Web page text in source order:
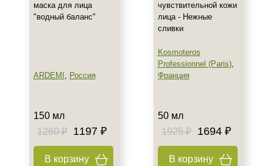
Тип товара
Домашняя
Профессиональная
Универсальная
маска для лица
"водный баланс"
ARDEMI , Россия
150 мл
1260 ₽
1197 ₽
В корзину
чувствительной кожи
лица - Нежные
сливки
Kosmoteros
Professionnel (Paris),
Франция
50 мл
1925 ₽
1694 ₽
В корзину